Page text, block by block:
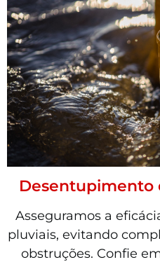
Desentupimento
Asseguramos a
pluviais, evitando
obstruções. Confie